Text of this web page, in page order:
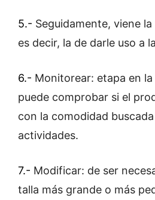
5.- Seguidamente, viene
es decir, la de darle uso a
6.- Monitorear: etapa en
puede comprobar si el
con la comodidad
actividades.
7.- Modificar: de ser
talla más grande o más